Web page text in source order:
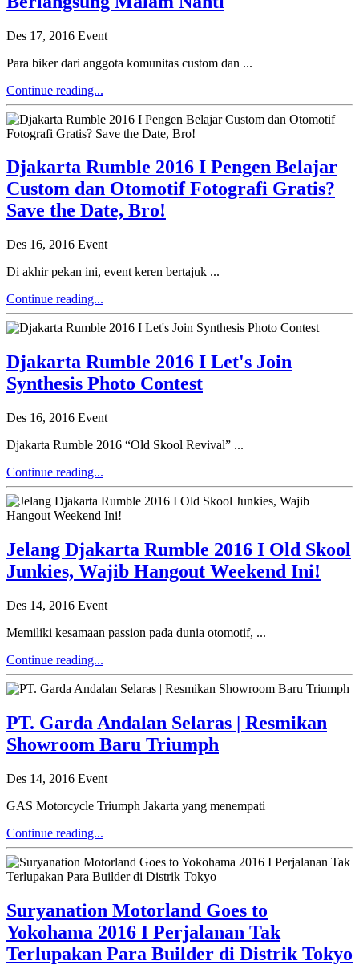
Des 17, 2016 Event
Para biker dari anggota komunitas custom dan ...
Continue reading...
Djakarta Rumble 2016 I Pengen Belajar
Custom dan Otomotif Fotografi Gratis?
Save the Date, Bro!
Des 16, 2016 Event
Di akhir pekan ini, event keren bertajuk ...
Continue reading...
Djakarta Rumble 2016 I Let's Join
Synthesis Photo Contest
Des 16, 2016 Event
Djakarta Rumble 2016 “Old Skool Revival” ...
Continue reading...
Jelang Djakarta Rumble 2016 I Old Skool
Junkies, Wajib Hangout Weekend Ini!
Des 14, 2016 Event
Memiliki kesamaan passion pada dunia otomotif, ...
Continue reading...
PT. Garda Andalan Selaras | Resmikan
Showroom Baru Triumph
Des 14, 2016 Event
GAS Motorcycle Triumph Jakarta yang menempati
Continue reading...
Suryanation Motorland Goes to
Yokohama 2016 I Perjalanan Tak
Terlupakan Para Builder di Distrik Tokyo